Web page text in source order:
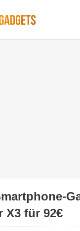
X3 für 92€